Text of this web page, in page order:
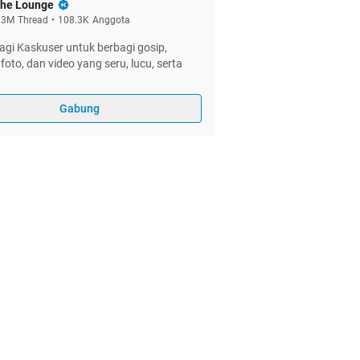
Lounge
Thread • 108.3K Anggota
Kaskuser untuk berbagi gosip,
dan video yang seru, lucu, serta
Gabung